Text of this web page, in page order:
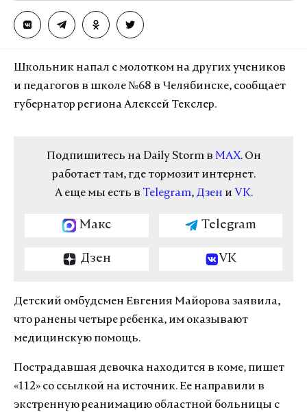
Школьник напал с молотком на других учеников
и педагогов в школе №68 в Челябинске, сообщает
губернатор региона Алексей Текслер.
Подпишитесь на Daily Storm в MAX. Он
работает там, где тормозит интернет.
А еще мы есть в Telegram, Дзен и VK.
Макс Telegram
Дзен VK
Детский омбудсмен Евгения Майорова заявила,
что ранены четыре ребенка, им оказывают
медицинскую помощь.
Пострадавшая девочка находится в коме, пишет
«112» со ссылкой на источник. Ее направили в
экстренную реанимацию областной больницы с